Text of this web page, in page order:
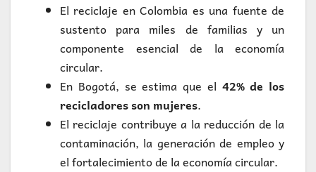
El reciclaje en Colombia es una fuente de
sustento para miles de familias y un
componente esencial de la economía
circular.
En Bogotá, se estima que el 42% de los
recicladores son mujeres.
El reciclaje contribuye a la reducción de la
contaminación, la generación de empleo y
el fortalecimiento de la economía circular.